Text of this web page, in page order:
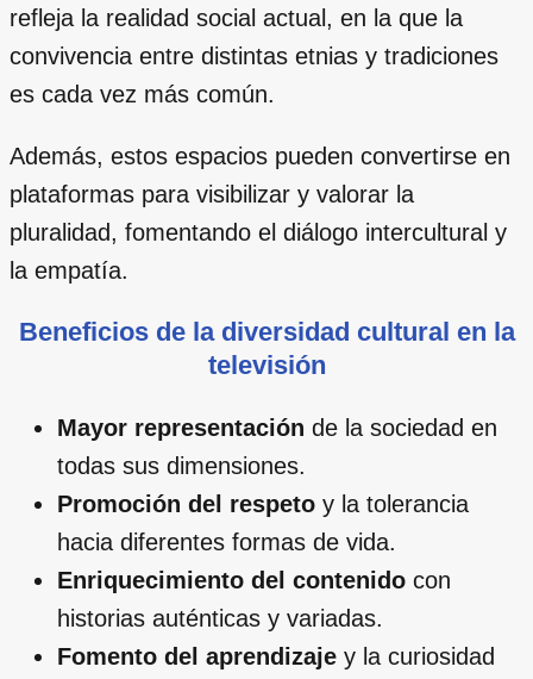
refleja la realidad social actual, en la que la
convivencia entre distintas etnias y tradiciones
es cada vez más común.
Además, estos espacios pueden convertirse en
plataformas para visibilizar y valorar la
pluralidad, fomentando el diálogo intercultural y
la empatía.
Beneficios de la diversidad cultural en la
televisión
Mayor representación de la sociedad en
todas sus dimensiones.
Promoción del respeto y la tolerancia
hacia diferentes formas de vida.
Enriquecimiento del contenido con
historias auténticas y variadas.
Fomento del aprendizaje y la curiosidad